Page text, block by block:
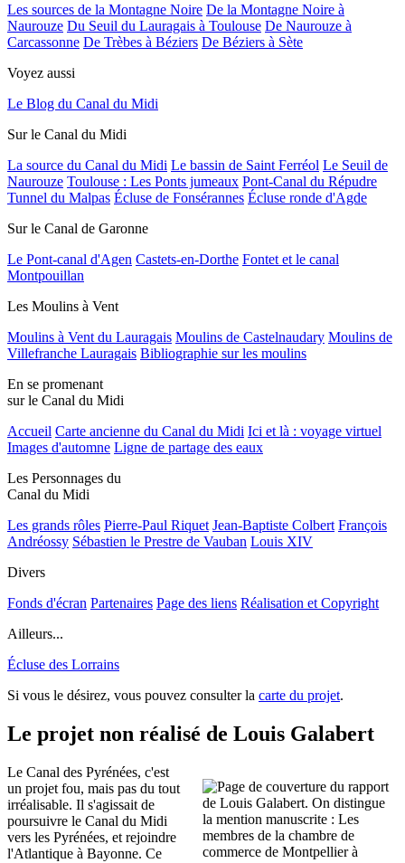
Les sources de la Montagne Noire De la Montagne Noire à
Naurouze Du Seuil du Lauragais à Toulouse De Naurouze à
Carcassonne De Trèbes à Béziers De Béziers à Sète
Voyez aussi
Le Blog du Canal du Midi
Sur le Canal du Midi
La source du Canal du Midi Le bassin de Saint Ferréol Le Seuil de
Naurouze Toulouse : Les Ponts jumeaux Pont-Canal du Répudre
Tunnel du Malpas Écluse de Fonsérannes Écluse ronde d'Agde
Sur le Canal de Garonne
Le Pont-canal d'Agen Castets-en-Dorthe Fontet et le canal
Montpouillan
Les Moulins à Vent
Moulins à Vent du Lauragais Moulins de Castelnaudary Moulins de
Villefranche Lauragais Bibliographie sur les moulins
En se promenant
sur le Canal du Midi
Accueil Carte ancienne du Canal du Midi Ici et là : voyage virtuel
Images d'automne Ligne de partage des eaux
Les Personnages du
Canal du Midi
Les grands rôles Pierre-Paul Riquet Jean-Baptiste Colbert François
Andréossy Sébastien le Prestre de Vauban Louis XIV
Divers
Fonds d'écran Partenaires Page des liens Réalisation et Copyright
Ailleurs...
Écluse des Lorrains
Si vous le désirez, vous pouvez consulter la carte du projet.
Le projet non réalisé de Louis Galabert
Le Canal des Pyrénées, c'est
un projet fou, mais pas du tout
irréalisable. Il s'agissait de
poursuivre le Canal du Midi
vers les Pyrénées, et rejoindre
l'Atlantique à Bayonne. Ce